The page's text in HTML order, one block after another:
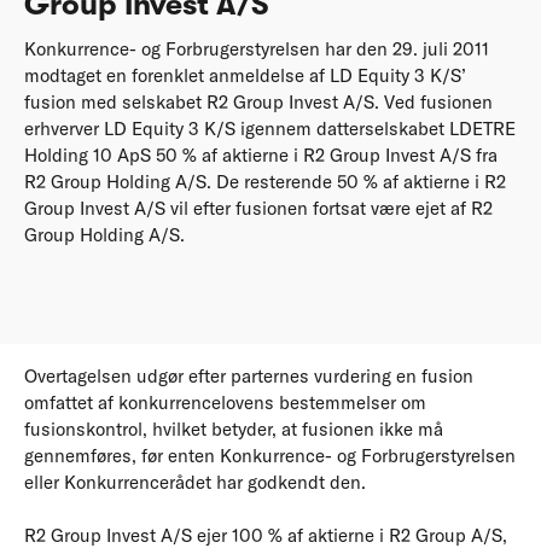
Konkurrence- og Forbrugerstyrelsen har den 29. juli 2011
modtaget en forenklet anmeldelse af LD Equity 3 K/S’
fusion med selskabet R2 Group Invest A/S. Ved fusionen
erhverver LD Equity 3 K/S igennem datterselskabet LDETRE
Holding 10 ApS 50 % af aktierne i R2 Group Invest A/S fra
R2 Group Holding A/S. De resterende 50 % af aktierne i R2
Group Invest A/S vil efter fusionen fortsat være ejet af R2
Group Holding A/S.
Overtagelsen udgør efter parternes vurdering en fusion
omfattet af konkurrencelovens bestemmelser om
fusionskontrol, hvilket betyder, at fusionen ikke må
gennemføres, før enten Konkurrence- og Forbrugerstyrelsen
eller Konkurrencerådet har godkendt den.
R2 Group Invest A/S ejer 100 % af aktierne i R2 Group A/S,